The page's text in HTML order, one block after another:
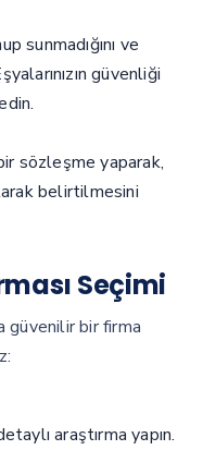
sunmadığını ve
güvenliği
sözleşme yaparak,
belirtilmesini
Seçimi
güvenilir bir firma
araştırma yapın.